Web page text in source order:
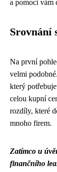
a pomoci vám
Srovnání
Na první
velmi
který
celou kupní
rozdíly, které
mnoho firem.
Zatímco u
finančního